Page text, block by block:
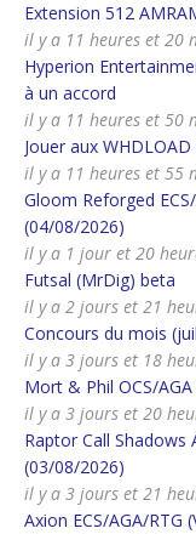
Extension 512
il y a 11 heures et 20
Hyperion
à un accord
il y a 11 heures et 50
Jouer aux
il y a 11 heures et 55
Gloom Reforged
(04/08/2026)
il y a 1 jour et 20
Futsal (MrDig) beta
il y a 2 jours et 21
Concours du mois
il y a 3 jours et 18
Mort & Phil OCS/
il y a 3 jours et 20
Raptor Call Shadows
(03/08/2026)
il y a 3 jours et 21
Axion ECS/AGA/RTG